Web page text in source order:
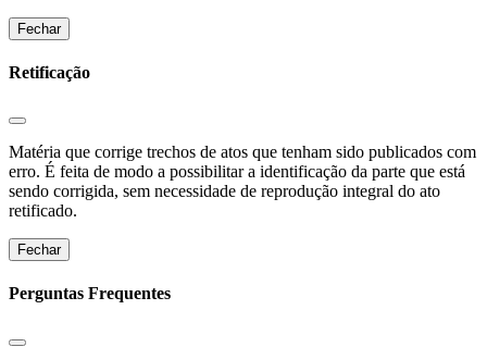
Fechar
Retificação
Matéria que corrige trechos de atos que tenham sido publicados com
erro. É feita de modo a possibilitar a identificação da parte que está
sendo corrigida, sem necessidade de reprodução integral do ato
retificado.
Fechar
Perguntas Frequentes